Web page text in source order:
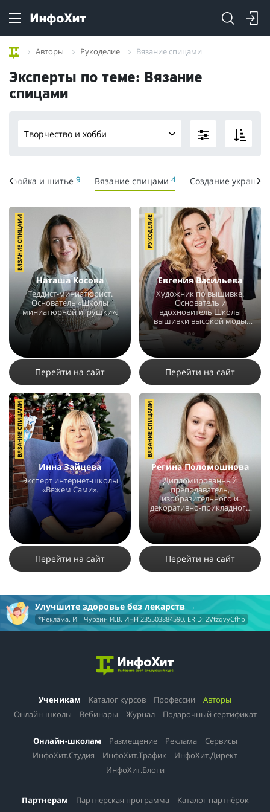
Авторы Рукоделие Вязание спицами
Эксперты по теме: Вязание
спицами
Творчество и хобби
Кройка и шитье 9 Вязание спицами 4 Создание
Наташа Косова
Теддист-миниатюрист.
Основатель «Школы
миниатюрной игрушки».
10 1
ВЯЗАНИЕ СПИЦАМИ
Перейти на сайт
Евгения Васильева
Художник по вышивке.
Основатель и
вдохновитель Школы
вышивки высокой моды
E.VA.
РУКОДЕЛИЕ
Перейти на сайт
Инна Зайцева
Эксперт интернет-школы
«Вяжем Сами».
3995 1
ВЯЗАНИЕ СПИЦАМИ
Перейти на сайт
Регина Поломошнова
Дипломированный
преподаватель,
изобразительного и
декоративно-прикладного
искусства.
ВЯЗАНИЕ СПИЦАМИ
Перейти на сайт
Улучшите здоровье без лекарств
*Реклама. ИП Чурзин И.В. ИНН 235503884590. ERID: 2VtzqvyCfhb
Ученикам Каталог курсов Профессии
Авторы
Онлайн-школы
Вебинары Журнал Подарочный сертификат
Онлайн-школам Размещение Реклама
Сервисы
ИнфоХит.Студия
ИнфоХит.Трафик
ИнфоХит.Директ
ИнфоХит.Блоги
Партнерам Партнерская программа Каталог партнёрок